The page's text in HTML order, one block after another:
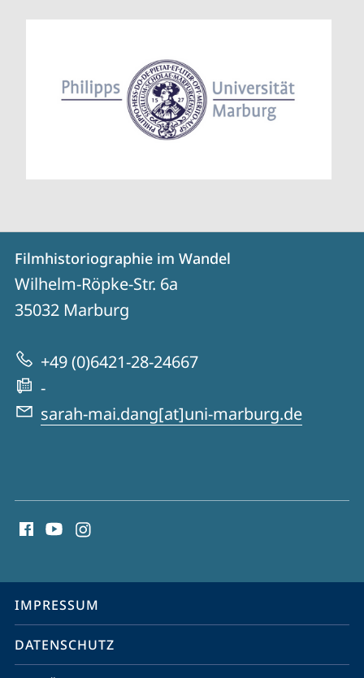
Kontakt
und
Informationen
zur
Website
Kontaktinformationen
Filmhistoriographie
im
Wandel
Filmhistoriographie im Wandel
Wilhelm-Röpke-Str. 6a
35032 Marburg
+49 (0)6421-28-24667
-
sarah-mai.dang[at]uni-marburg.de
Media
Service-
Navigation
IMPRESSUM
DATENSCHUTZ